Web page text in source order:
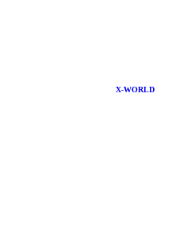
X-WORLD